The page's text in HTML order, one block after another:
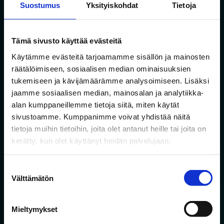
Suostumus Yksityiskohdat Tietoja
Tämä sivusto käyttää evästeitä
Käytämme evästeitä tarjoamamme sisällön ja mainosten
räätälöimiseen, sosiaalisen median ominaisuuksien
tukemiseen ja kävijämäärämme analysoimiseen. Lisäksi
jaamme sosiaalisen median, mainosalan ja analytiikka-
alan kumppaneillemme tietoja siitä, miten käytät
sivustoamme. Kumppanimme voivat yhdistää näitä
tietoja muihin tietoihin, joita olet antanut heille tai joita on
kerätty, kun olet käyttänyt heidän palvelujaan.
valinta
Välttämätön
Mieltymykset
Sähköposti
Suostumus*
Hyväksyn tietosuojaselosteen
mukaisen
tietojeni käytön.
Liity rinkiin!